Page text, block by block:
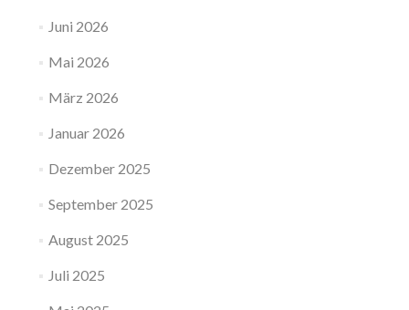
Juni 2026
Mai 2026
März 2026
Januar 2026
Dezember 2025
September 2025
August 2025
Juli 2025